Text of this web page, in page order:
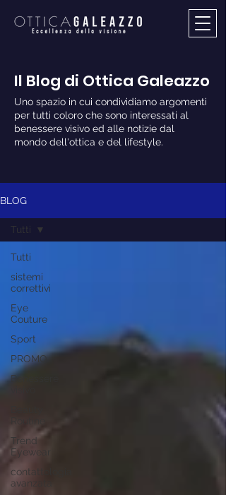
Il Blog di Ottica Galeazzo
Uno spazio in cui condividiamo argomenti
per tutti coloro che sono interessati al
benessere visivo ed alle notizie dal
mondo dell'ottica e del lifestyle.
BLOG
Tutti
sistemi
correttivi
Eye
Couture
Sport
PROMO
Benessere
Trend
Eyewear
contattologia
avanzata
Tutti